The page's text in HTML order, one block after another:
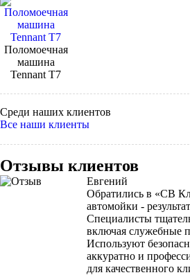
Поломоечная
машина
Tennant Т7
Среди наших клиентов
Все наши клиенты
Отзывы клиентов
Евгений
Обратились в «СВ
автомойки -
Специалисты
включая служебные
Используют
аккуратно и
для качественного